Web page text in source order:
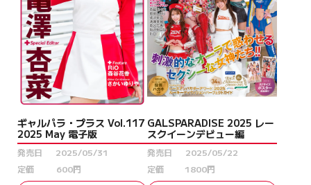
ギャルパラ・プラス Vol.117
2025 May 電子版
発売日
2025/05/31
定価
600円
GALSPARADISE 2025 レー
スクイーンデビュー編
発売日
2025/05/22
定価
1800円